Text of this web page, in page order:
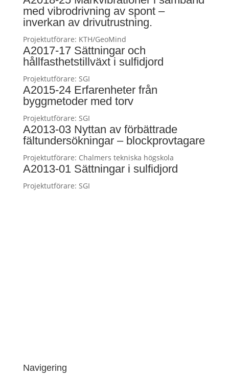
med vibrodrivning av spont –
inverkan av drivutrustning.
Projektutförare: KTH/GeoMind
A2017-17 Sättningar och
hållfasthetstillväxt i sulfidjord
Projektutförare: SGI
A2015-24 Erfarenheter från
byggmetoder med torv
Projektutförare: SGI
A2013-03 Nyttan av förbättrade
fältundersökningar – blockprovtagare
Projektutförare: Chalmers tekniska högskola
A2013-01 Sättningar i sulfidjord
Projektutförare: SGI
Navigering